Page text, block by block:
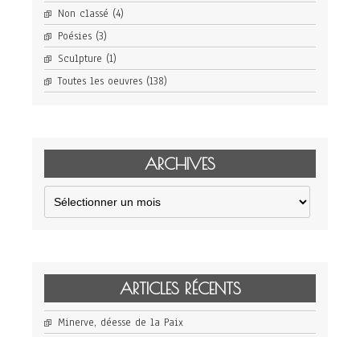
Non classé (4)
Poésies (3)
Sculpture (1)
Toutes les oeuvres (138)
ARCHIVES
Archives
ARTICLES RÉCENTS
Minerve, déesse de la Paix